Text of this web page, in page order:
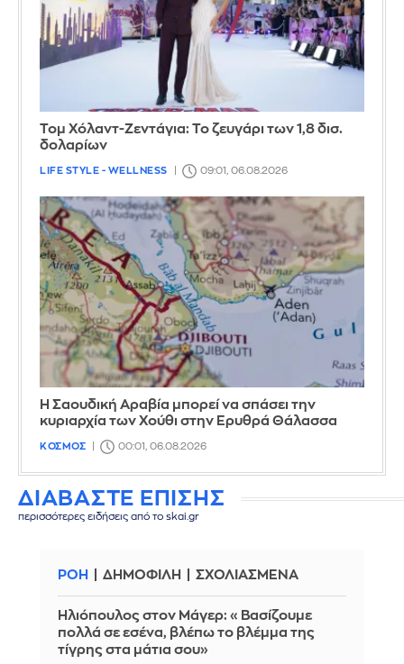
Τομ Χόλαντ-Ζεντάγια: Το ζευγάρι των 1,8 δισ.
δολαρίων
LIFE STYLE - WELLNESS 09:01, 06.08.2026
Η Σαουδική Αραβία μπορεί να σπάσει την
κυριαρχία των Χούθι στην Ερυθρά Θάλασσα
ΚΟΣΜΟΣ 00:01, 06.08.2026
ΔΙΑΒΑΣΤΕ ΕΠΙΣΗΣ
περισσότερες ειδήσεις από το skai.gr
ΡΟΗ ΔΗΜΟΦΙΛΗ ΣΧΟΛΙΑΣΜΕΝΑ
Ηλιόπουλος στον Μάγερ: «Βασίζουμε
πολλά σε εσένα, βλέπω το βλέμμα της
τίγρης στα μάτια σου»